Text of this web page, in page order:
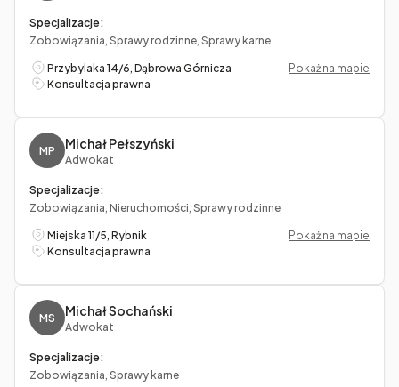
Specjalizacje:
Zobowiązania, Sprawy rodzinne, Sprawy karne
Przybylaka 14/6, Dąbrowa Górnicza
Pokaż na mapie
Konsultacja prawna
MP Michał Pełszyński
Adwokat
Specjalizacje:
Zobowiązania, Nieruchomości, Sprawy rodzinne
Miejska 11/5, Rybnik
Pokaż na mapie
Konsultacja prawna
MS Michał Sochański
Adwokat
Specjalizacje:
Zobowiązania, Sprawy karne